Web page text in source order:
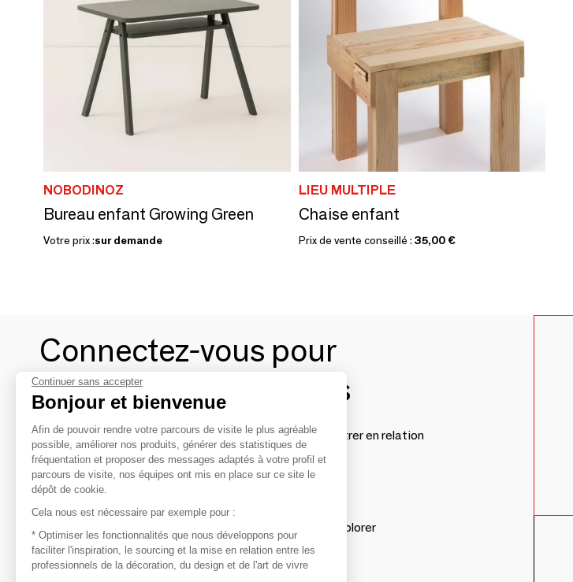
NOBODINOZ
Bureau enfant Growing Green
Votre prix :sur demande
LIEU MULTIPLE
Chaise enfant
Prix de vente conseillé : 35,00 €
Connectez-vous pour
contacter les marques
Afin de profiter au mieux de l'expérience MOM et de rentrer en relation
avec vos marques préférées, créez-vous un compte.
Découvrir
Les produits de milliers de fournisseurs à explorer
S'inspirer
Continuer sans accepter
Bonjour et bienvenue
Afin de pouvoir rendre votre parcours de visite le plus agréable
possible, améliorer nos produits, générer des statistiques de
fréquentation et proposer des messages adaptés à votre profil et
parcours de visite, nos équipes ont mis en place sur ce site le
dépôt de cookie.
Cela nous est nécessaire par exemple pour :
* Optimiser les fonctionnalités que nous développons pour
faciliter l'inspiration, le sourcing et la mise en relation entre les
professionnels de la décoration, du design et de l'art de vivre